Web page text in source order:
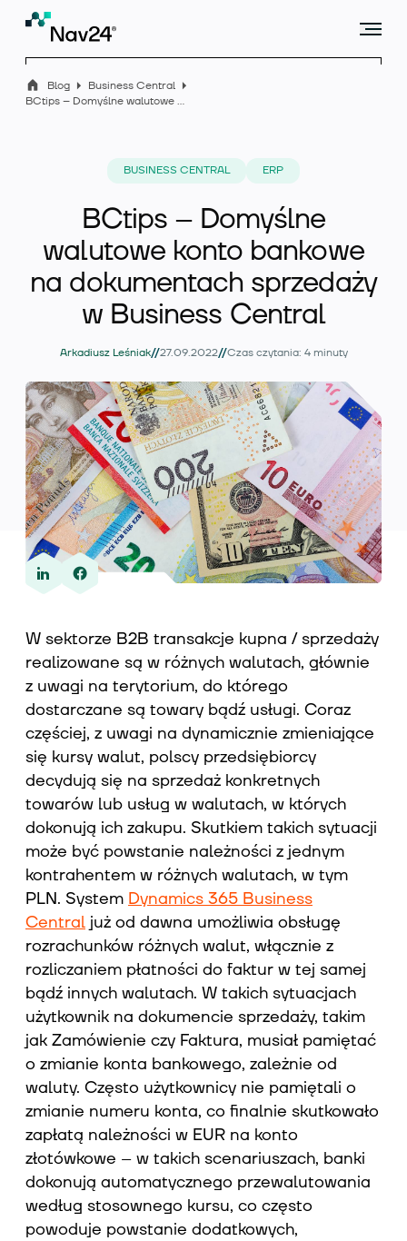
Usługi
Wiedza
O nas
Kontakt
Blog
Business Central
BCtips – Domyślne walutowe konto bankowe na dokumentach sprzedaży w Business Central
BUSINESS CENTRAL ERP
BCtips – Domyślne
walutowe konto bankowe
na dokumentach sprzedaży
w Business Central
Arkadiusz Leśniak//27.09.2022//Czas czytania: 4 minuty
W sektorze B2B transakcje kupna / sprzedaży
realizowane są w różnych walutach, głównie
z uwagi na terytorium, do którego
dostarczane są towary bądź usługi. Coraz
częściej, z uwagi na dynamicznie zmieniające
się kursy walut, polscy przedsiębiorcy
decydują się na sprzedaż konkretnych
towarów lub usług w walutach, w których
dokonują ich zakupu. Skutkiem takich sytuacji
może być powstanie należności z jednym
kontrahentem w różnych walutach, w tym
PLN. System Dynamics 365 Business
Central już od dawna umożliwia obsługę
rozrachunków różnych walut, włącznie z
rozliczaniem płatności do faktur w tej samej
bądź innych walutach. W takich sytuacjach
użytkownik na dokumencie sprzedaży, takim
jak Zamówienie czy Faktura, musiał pamiętać
o zmianie konta bankowego, zależnie od
waluty. Często użytkownicy nie pamiętali o
zmianie numeru konta, co finalnie skutkowało
zapłatą należności w EUR na konto
złotówkowe – w takich scenariuszach, banki
dokonują automatycznego przewalutowania
według stosownego kursu, co często
powoduje powstanie dodatkowych,